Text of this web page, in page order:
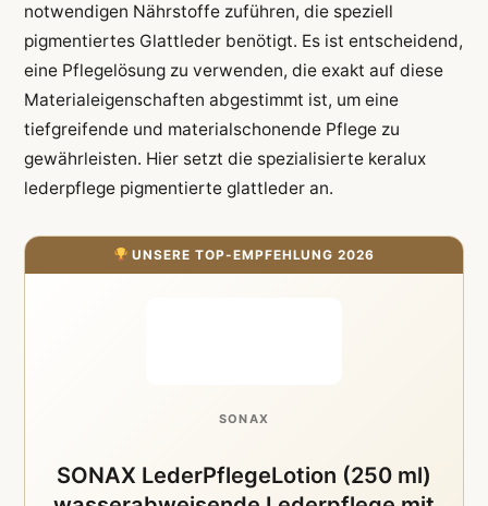
notwendigen Nährstoffe zuführen, die speziell
pigmentiertes Glattleder benötigt. Es ist entscheidend,
eine Pflegelösung zu verwenden, die exakt auf diese
Materialeigenschaften abgestimmt ist, um eine
tiefgreifende und materialschonende Pflege zu
gewährleisten. Hier setzt die spezialisierte keralux
lederpflege pigmentierte glattleder an.
UNSERE TOP-EMPFEHLUNG 2026
SONAX
SONAX LederPflegeLotion (250 ml)